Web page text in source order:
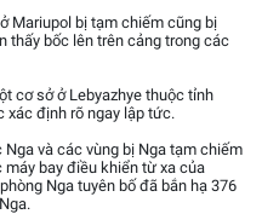
Mariupol bị tạm chiếm cũng bị
thấy bốc lên trên cảng trong các
cơ sở ở Lebyazhye thuộc tỉnh
xác định rõ ngay lập tức.
và các vùng bị Nga tạm chiếm
bay điều khiển từ xa của
Nga tuyên bố đã bắn hạ 376